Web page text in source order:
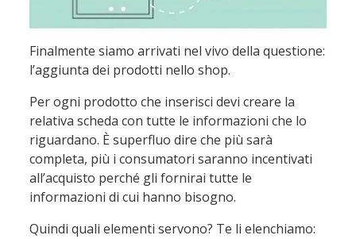
Finalmente siamo arrivati nel vivo della questione:
l’aggiunta dei prodotti nello shop.
Per ogni prodotto che inserisci devi creare la
relativa scheda con tutte le informazioni che lo
riguardano. È superfluo dire che più sarà
completa, più i consumatori saranno incentivati
all’acquisto perché gli fornirai tutte le
informazioni di cui hanno bisogno.
Quindi quali elementi servono? Te li elenchiamo: